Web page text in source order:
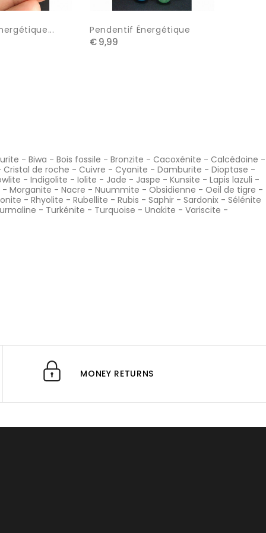
Pendentif Énergétique
€ 9,99
- Biwa - Bois fossile - Bronzite - Cacoxénite - Calcédoine -
Cristal de roche - Cuivre - Cyanite - Damburite - Dioptase -
- Indigolite - Iolite - Jade - Jaspe - Kunsite - Lapis lazuli -
- Morganite - Nacre - Nuummite - Obsidienne - Oeil de tigre -
- Rhyolite - Rubellite - Rubis - Saphir - Sardonix - Sélénite
- Turkénite - Turquoise - Unakite - Variscite -
MONEY RETURNS